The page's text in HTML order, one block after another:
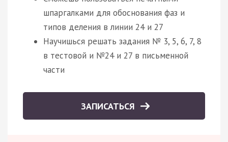
шпаргалками для обоснования фаз и
типов деления в линии 24 и 27
Научишься решать задания № 3, 5, 6, 7, 8
в тестовой и №24 и 27 в письменной
части
ЗАПИСАТЬСЯ